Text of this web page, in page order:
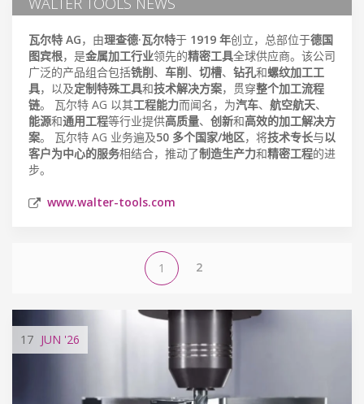
瓦尔特 AG，由理查德·瓦尔特于 1919 年创立，总部位于德国
图宾根，是金属加工行业领先的精密工具全球供应商。该公司
广泛的产品组合包括铣削、 车削、 切槽、 钻孔和螺纹加工工
具，以及定制特殊工具和技术解决方案，贯穿整个加工流程
链。 瓦尔特 AG 以其工程能力而闻名，为汽车、 航空航天、
能源和通用工程等行业提供高质量、 创新和高效的加工解决方
案。 瓦尔特 AG 业务遍及50 多个国家/地区，将技术专长与以
客户为中心的服务相结合，推动了制造生产力和精密工程的进
步。
www.walter-tools.com
1 2
17 JUN '26